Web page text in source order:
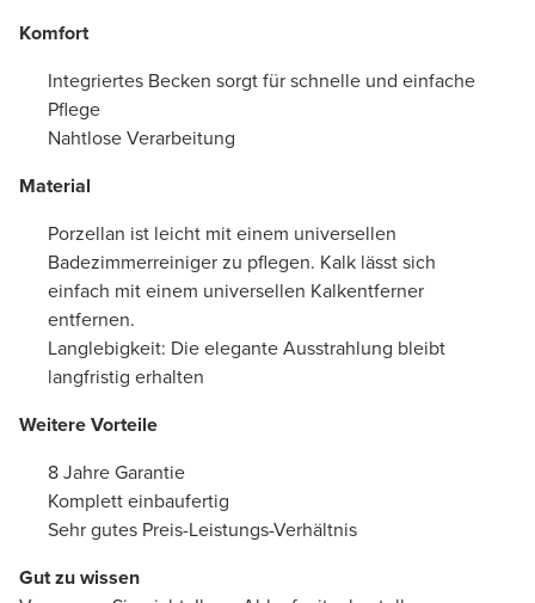
Komfort
Integriertes Becken sorgt für schnelle und einfache
Pflege
Nahtlose Verarbeitung
Material
Porzellan ist leicht mit einem universellen
Badezimmerreiniger zu pflegen. Kalk lässt sich
einfach mit einem universellen Kalkentferner
entfernen.
Langlebigkeit: Die elegante Ausstrahlung bleibt
langfristig erhalten
Weitere Vorteile
8 Jahre Garantie
Komplett einbaufertig
Sehr gutes Preis-Leistungs-Verhältnis
Gut zu wissen